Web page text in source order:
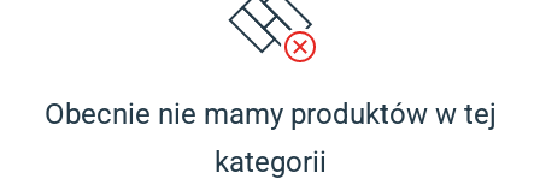
Obecnie nie mamy produktów w tej
kategorii